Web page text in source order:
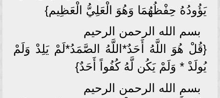
يَؤُودُهُ حِفْظُهُمَا وَهُوَ الْعَلِيُّ الْعَظِيم}
بسم الله الرحمن الرحيم
{قُلْ هُوَ اللَّهُ أَحَدٌ*اللَّهُ الصَّمَدُ*لَمْ يَلِدْ وَلَمْ
يُولَدْ * وَلَمْ يَكُن لَّهُ كُفُواً أَحَدٌ}
بسم الله الرحمن الرحيم